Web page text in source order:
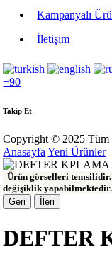
Kampanyalı
İletişim
+90
Takip Et
Copyright © 2025 Tüm
Anasayfa Yeni Ürünler
Ürün görselleri
değişiklik yapabilmektedir.
Geri
İleri
DEFTER